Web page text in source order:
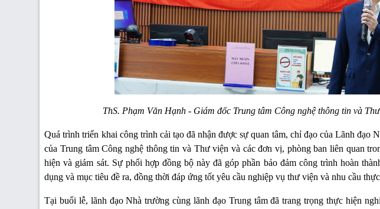
ThS. Phạm Văn Hạnh - Giám đốc Trung tâm Công nghệ thông tin và
Quá trình triển khai công trình cải tạo đã nhận được sự quan tâm, chỉ đạo của Lãnh đạo
của Trung tâm Công nghệ thông tin và Thư viện và các đơn vị, phòng ban liên quan
hiện và giám sát. Sự phối hợp đồng bộ này đã góp phần bảo đảm công trình hoàn
dụng và mục tiêu đề ra, đồng thời đáp ứng tốt yêu cầu nghiệp vụ thư viện và nhu cầu
Tại buổi lễ, lãnh đạo Nhà trường cùng lãnh đạo Trung tâm đã trang trọng thực hiện